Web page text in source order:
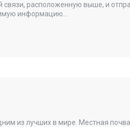
связи, расположенную выше, и
информацию...
из лучших в мире. Местная